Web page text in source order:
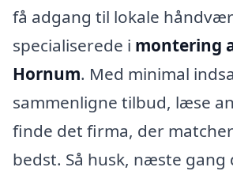
få adgang til lokale
specialiserede i montering
Hornum. Med minimal
sammenligne tilbud, læse
finde det firma, der
bedst. Så husk, næste